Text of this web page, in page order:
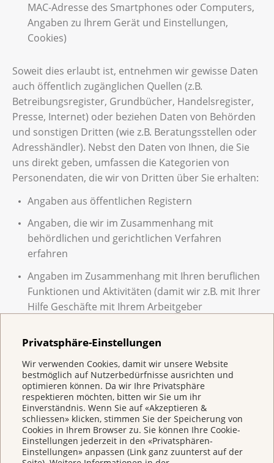
Privatsphäre-Einstellungen
Wir verwenden Cookies, damit wir unsere Website
bestmöglich auf Nutzerbedürfnisse ausrichten und
optimieren können. Da wir Ihre Privatsphäre
respektieren möchten, bitten wir Sie um ihr
Einverständnis. Wenn Sie auf «Akzeptieren &
schliessen» klicken, stimmen Sie der Speicherung von
Cookies in Ihrem Browser zu. Sie können Ihre Cookie-
Einstellungen jederzeit in den «Privatsphären-
Einstellungen» anpassen (Link ganz zuunterst auf der
MAC-Adresse des Smartphones oder Computers,
Angaben zu Ihrem Gerät und Einstellungen,
Cookies)
Soweit dies erlaubt ist, entnehmen wir gewisse Daten
auch öffentlich zugänglichen Quellen (z.B.
Betreibungsregister, Grundbücher, Handelsregister,
Presse, Internet) oder beziehen Daten von Behörden
und sonstigen Dritten (wie z.B. Beratungsstellen oder
Adresshändler). Nebst den Daten von Ihnen, die Sie
uns direkt geben, umfassen die Kategorien von
Personendaten, die wir von Dritten über Sie erhalten:
Angaben aus öffentlichen Registern
Angaben, die wir im Zusammenhang mit
behördlichen und gerichtlichen Verfahren
erfahren
Angaben im Zusammenhang mit Ihren beruflichen
Funktionen und Aktivitäten (damit wir z.B. mit Ihrer
Hilfe Geschäfte mit Ihrem Arbeitgeber
zur Krebsprävention durchzuführen)
Angaben über Sie in Korrespondenz und
Besprechungen mit Dritten
Angaben zu Ihrer Gesundheit im Zusammenhang
mit den von Ihnen in Anspruch genommenen
Beratungs- und Unterstützungs- und
Betreuungsdienstleistungen